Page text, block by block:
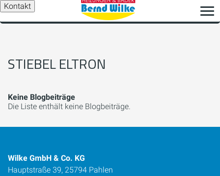
Kontakt
STIEBEL ELTRON
Keine Blogbeiträge
Die Liste enthält keine Blogbeiträge.
Wilke GmbH & Co. KG
Hauptstraße 39, 25794 Pahlen